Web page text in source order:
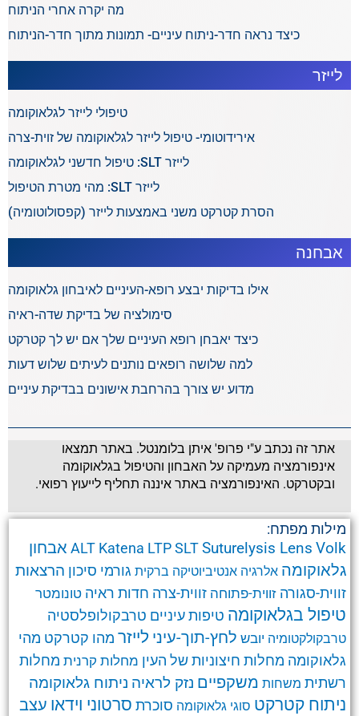
מה יקרה אחרי הניתוח
כיצד נראה חדר-ניתוח עיניים- תמונות מתוך חדר-הניתוח
לייזר
טיפולי לייזר לגלאוקומה
אירידוטומי- טיפול לייזר לגלאוקומה של זוית-צרה
לייזר SLT: טיפול חדשני לגלאוקומה
לייזר SLT: מהי מטרת הטיפול
הסרת קטרקט משני באמצעות לייזר (קפסולוטומיה)
אבחנה
אילו בדיקות יבצע רופא-העיניים לאיבחון גלאוקומה
סימולציה של בדיקת שדה-ראיה
כיצד יאבחן רופא העיניים שלך אם יש לך קטרקט
למה שלושה רופאים נותנים לעיתים שלוש דעות
מדוע יש צורך בהרחבת אישונים בבדיקת עיניים
אתר זה נכתב ע"י פרופ' איתן בלומנטל. באתר תמצאו
אינפורמציה מעמיקה על האבחון והטיפול בגלאוקומה
ובקטרקט. האינפורמציה באתר איננה תחליף לייעוץ רפואי.
מילות מפתח:
ALT Katena LTPSLTSuturelysis Lens Volk
אבחון
גלאוקומה אלרגיה אנטיביוטיקה ברקית גורמי סיכון הרצאות
זווית-סגורה זווית-פתוחה זווית-צרה חדות ראיה טונומטר
טיפול בגלאוקומה טיפות עיניים טרבקולופלסטיה
טרבקולקטומיה יובש לחץ-תוך-עיני לייזר מהו קטרקט מהי
גלאוקומה מחלות חיצוניות של העין מחלות קרנית מחלות
רשתית משחות משקפיים נזק לראיה ניתוח גלאוקומה
ניתוח קטרקט סוגי גלאוקומה סוכרת סרטוני וידאו עצב